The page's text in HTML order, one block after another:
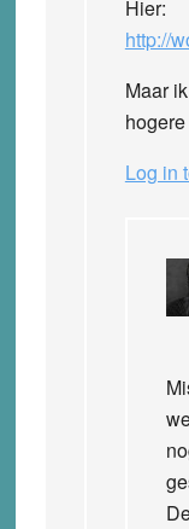
Hier:
http://
Maar
Log in